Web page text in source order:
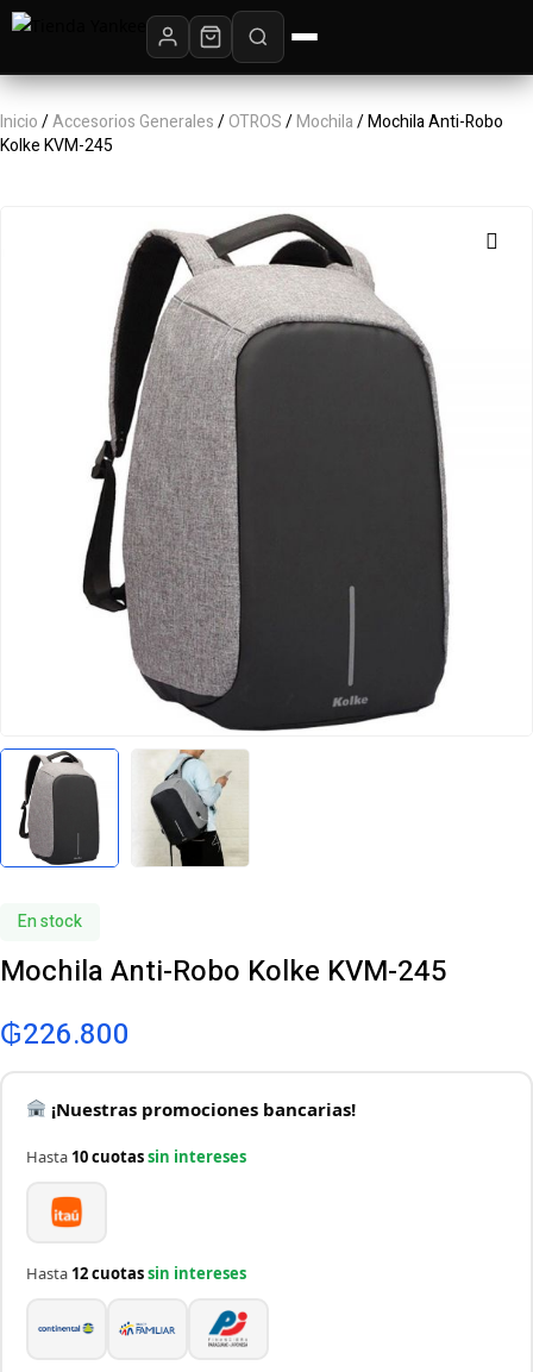
Inicio/Accesorios Generales/OTROS/Mochila/ Mochila Anti-Robo
Kolke KVM-245
En stock
Mochila Anti-Robo Kolke KVM-245
₲226.800
¡Nuestras promociones bancarias!
Hasta 10 cuotassin intereses
Hasta 12 cuotassin intereses